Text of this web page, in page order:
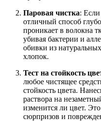
Паровая чистка: Если
отличный способ
проникает в волокна
убивая бактерии и
обивки из
хлопок.
Тест на стойкость
любое чистящее
стойкость цвета.
раствора на
изменится ли цвет.
сюрпризов и